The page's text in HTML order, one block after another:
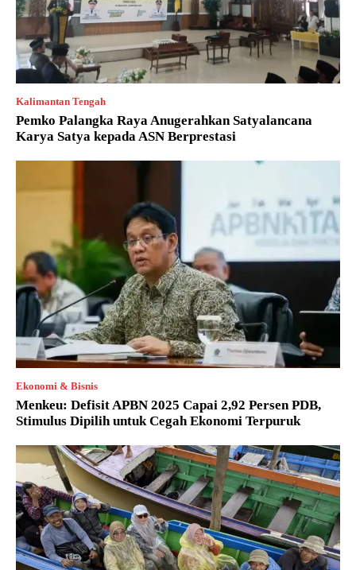
Kalimantan Tengah
Pemko Palangka Raya Anugerahkan Satyalancana
Karya Satya kepada ASN Berprestasi
Ekonomi & Bisnis
Menkeu: Defisit APBN 2025 Capai 2,92 Persen PDB,
Stimulus Dipilih untuk Cegah Ekonomi Terpuruk